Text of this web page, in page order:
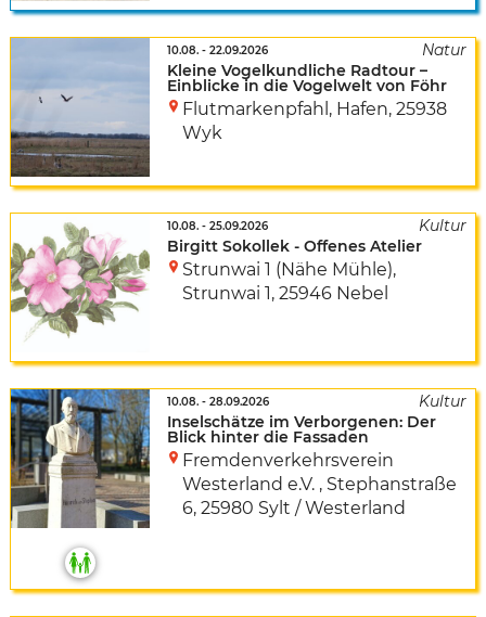
10.08. - 22.09.2026
Kleine Vogelkundliche Radtour –
Einblicke in die Vogelwelt von Föhr
Flutmarkenpfahl, Hafen, 25938
Wyk
10.08. - 25.09.2026
Birgitt Sokollek - Offenes Atelier
Strunwai 1 (Nähe Mühle),
Strunwai 1, 25946 Nebel
10.08. - 28.09.2026
Inselschätze im Verborgenen: Der
Blick hinter die Fassaden
Fremdenverkehrsverein
Westerland e.V. , Stephanstraße
6, 25980 Sylt / Westerland